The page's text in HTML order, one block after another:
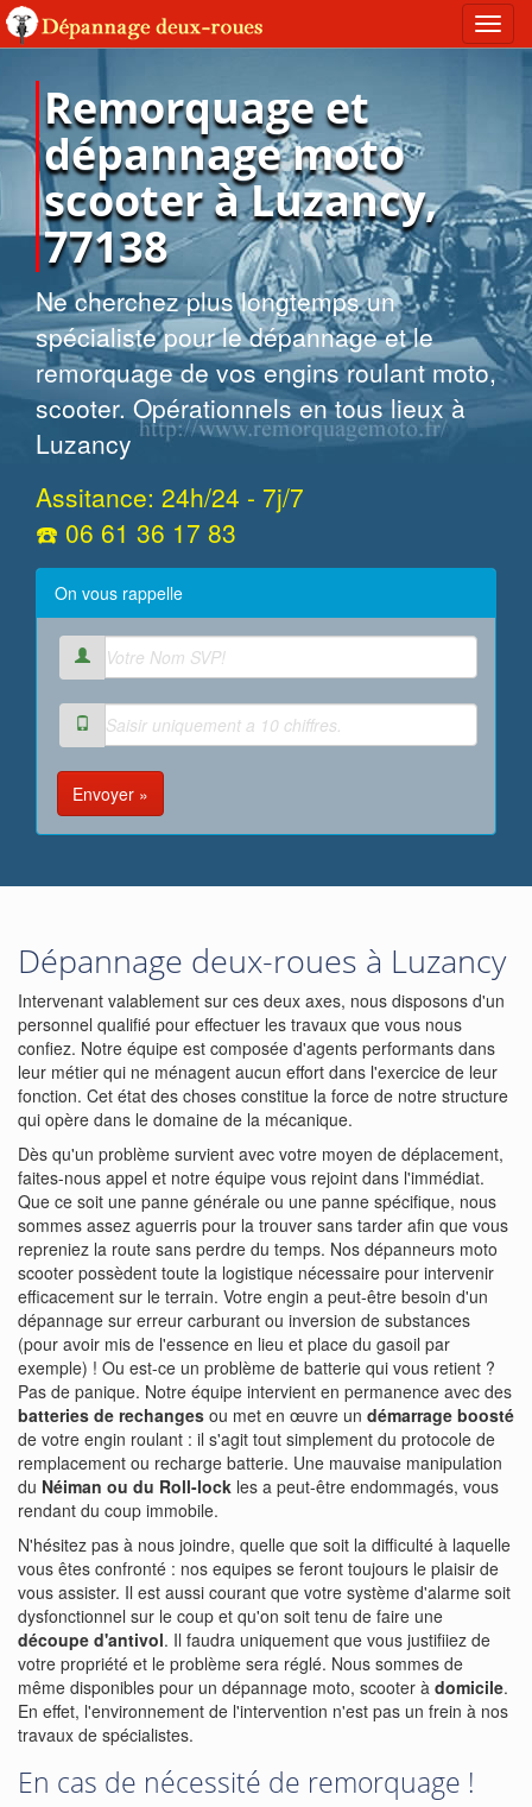
Remorquage et
dépannage moto
scooter à Luzancy,
77138
Ne cherchez plus longtemps un
spécialiste pour le dépannage et le
remorquage de vos engins roulant moto,
scooter. Opérationnels en tous lieux à
Luzancy
Assitance: 24h/24 - 7j/7
☎️ 06 61 36 17 83
On vous rappelle
Envoyer »
Dépannage deux-roues à Luzancy
Intervenant valablement sur ces deux axes, nous disposons d'un
personnel qualifié pour effectuer les travaux que vous nous
confiez. Notre équipe est composée d'agents performants dans
leur métier qui ne ménagent aucun effort dans l'exercice de leur
fonction. Cet état des choses constitue la force de notre structure
qui opère dans le domaine de la mécanique.
Dès qu'un problème survient avec votre moyen de déplacement,
faites-nous appel et notre équipe vous rejoint dans l'immédiat.
Que ce soit une panne générale ou une panne spécifique, nous
sommes assez aguerris pour la trouver sans tarder afin que vous
repreniez la route sans perdre du temps. Nos dépanneurs moto
scooter possèdent toute la logistique nécessaire pour intervenir
efficacement sur le terrain. Votre engin a peut-être besoin d'un
dépannage sur erreur carburant ou inversion de substances
(pour avoir mis de l'essence en lieu et place du gasoil par
exemple) ! Ou est-ce un problème de batterie qui vous retient ?
Pas de panique. Notre équipe intervient en permanence avec des
batteries de rechanges ou met en œuvre un démarrage boosté
de votre engin roulant : il s'agit tout simplement du protocole de
remplacement ou recharge batterie. Une mauvaise manipulation
du Néiman ou du Roll-lock les a peut-être endommagés, vous
rendant du coup immobile.
N'hésitez pas à nous joindre, quelle que soit la difficulté à laquelle
vous êtes confronté : nos equipes se feront toujours le plaisir de
vous assister. Il est aussi courant que votre système d'alarme soit
dysfonctionnel sur le coup et qu'on soit tenu de faire une
découpe d'antivol. Il faudra uniquement que vous justifiiez de
votre propriété et le problème sera réglé. Nous sommes de
même disponibles pour un dépannage moto, scooter à domicile.
En effet, l'environnement de l'intervention n'est pas un frein à nos
travaux de spécialistes.
En cas de nécessité de remorquage !